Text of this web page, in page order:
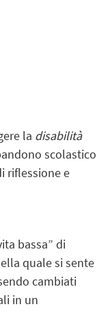
la disabilità
scolastico
riflessione e
bassa” di
quale si sente
cambiati
in un